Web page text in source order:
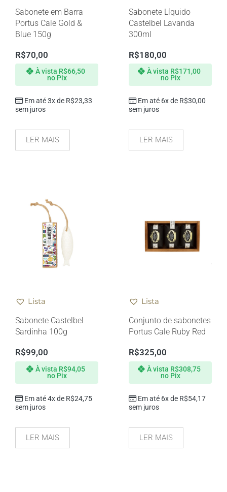
Sabonete em Barra
Portus Cale Gold &
Blue 150g
R$70,00
Em até 3x de R$23,33
sem juros
À vista R$66,50
no Pix
LER MAIS
Sabonete Líquido
Castelbel Lavanda
300ml
R$180,00
Em até 6x de R$30,00
sem juros
À vista R$171,00
no Pix
LER MAIS
Lista
Sabonete Castelbel
Sardinha 100g
R$99,00
Em até 4x de R$24,75
sem juros
À vista R$94,05
no Pix
LER MAIS
Lista
Conjunto de sabonetes
Portus Cale Ruby Red
R$325,00
Em até 6x de R$54,17
sem juros
À vista R$308,75
no Pix
LER MAIS